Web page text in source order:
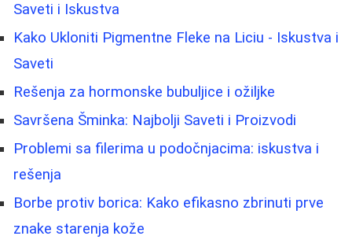
Saveti i Iskustva
Kako Ukloniti Pigmentne Fleke na Liciu - Iskustva i
Saveti
Rešenja za hormonske bubuljice i ožiljke
Savršena Šminka: Najbolji Saveti i Proizvodi
Problemi sa filerima u podočnjacima: iskustva i
rešenja
Borbe protiv borica: Kako efikasno zbrinuti prve
znake starenja kože